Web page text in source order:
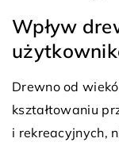
Wpływ
Drewno od
kształtowaniu
i rekreacyjnych,